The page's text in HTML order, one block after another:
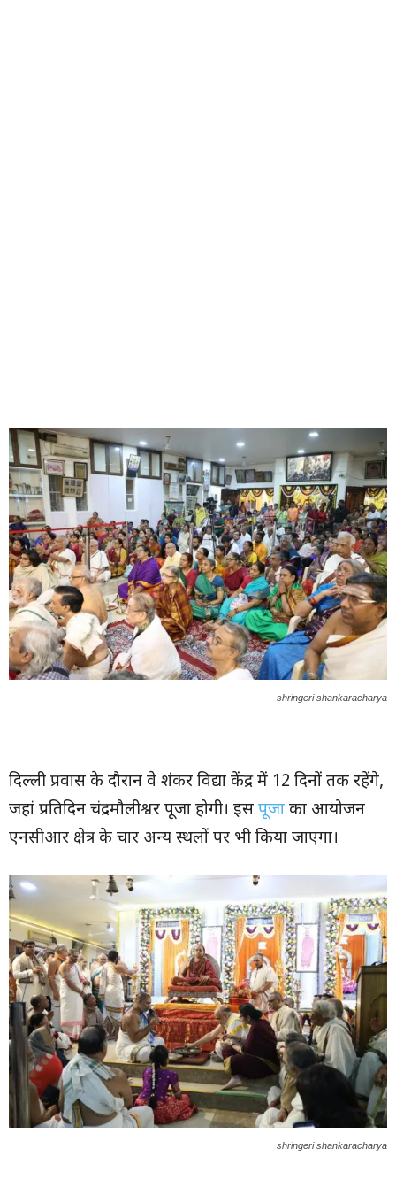
shringeri shankaracharya
दिल्ली प्रवास के दौरान वे शंकर विद्या केंद्र में 12 दिनों तक रहेंगे,
जहां प्रतिदिन चंद्रमौलीश्वर पूजा होगी। इस पूजा का आयोजन
एनसीआर क्षेत्र के चार अन्य स्थलों पर भी किया जाएगा।
shringeri shankaracharya